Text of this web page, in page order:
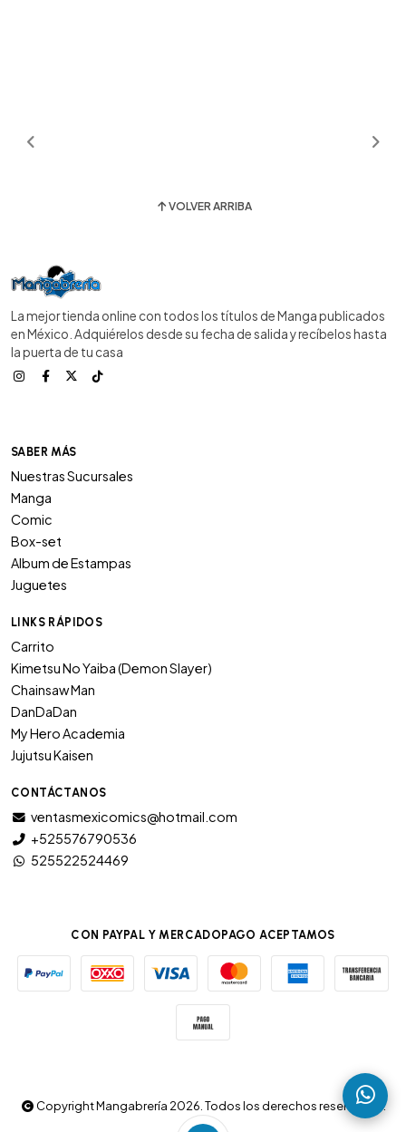
VOLVER ARRIBA
La mejor tienda online con todos los títulos de Manga publicados
en México. Adquiérelos desde su fecha de salida y recíbelos hasta
la puerta de tu casa
SABER MÁS
Nuestras Sucursales
Manga
Comic
Box-set
Album de Estampas
Juguetes
LINKS RÁPIDOS
Carrito
Kimetsu No Yaiba (Demon Slayer)
Chainsaw Man
DanDaDan
My Hero Academia
Jujutsu Kaisen
CONTÁCTANOS
ventasmexicomics@hotmail.com
+525576790536
525522524469
CON PAYPAL Y MERCADOPAGO ACEPTAMOS
Copyright Mangabrería 2026. Todos los derechos reservados.